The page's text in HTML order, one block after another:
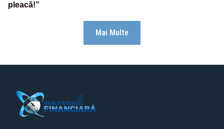
pleacă!”
Mai Multe